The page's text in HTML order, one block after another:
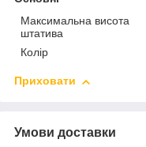
Максимальна висота
штатива
Колір
Приховати
Умови доставки